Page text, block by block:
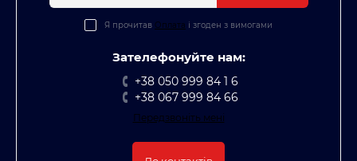
Я прочитав Оплата і згоден з вимогами
Зателефонуйте нам:
+38 050 999 84 1 6
+38 067 999 84 66
Передзвоніть мені